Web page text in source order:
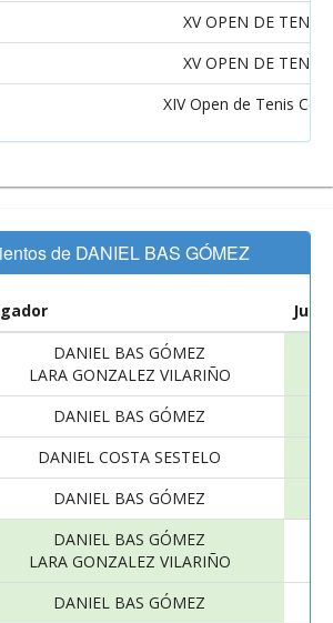
XV OPEN DE
XV OPEN DE
XIV Open de Tenis
de DANIEL BAS GÓMEZ
DANIEL BAS GÓMEZ
LARA GONZALEZ VILARIÑO
DANIEL BAS GÓMEZ
DANIEL COSTA SESTELO
DANIEL BAS GÓMEZ
DANIEL BAS GÓMEZ
LARA GONZALEZ VILARIÑO
DANIEL BAS GÓMEZ